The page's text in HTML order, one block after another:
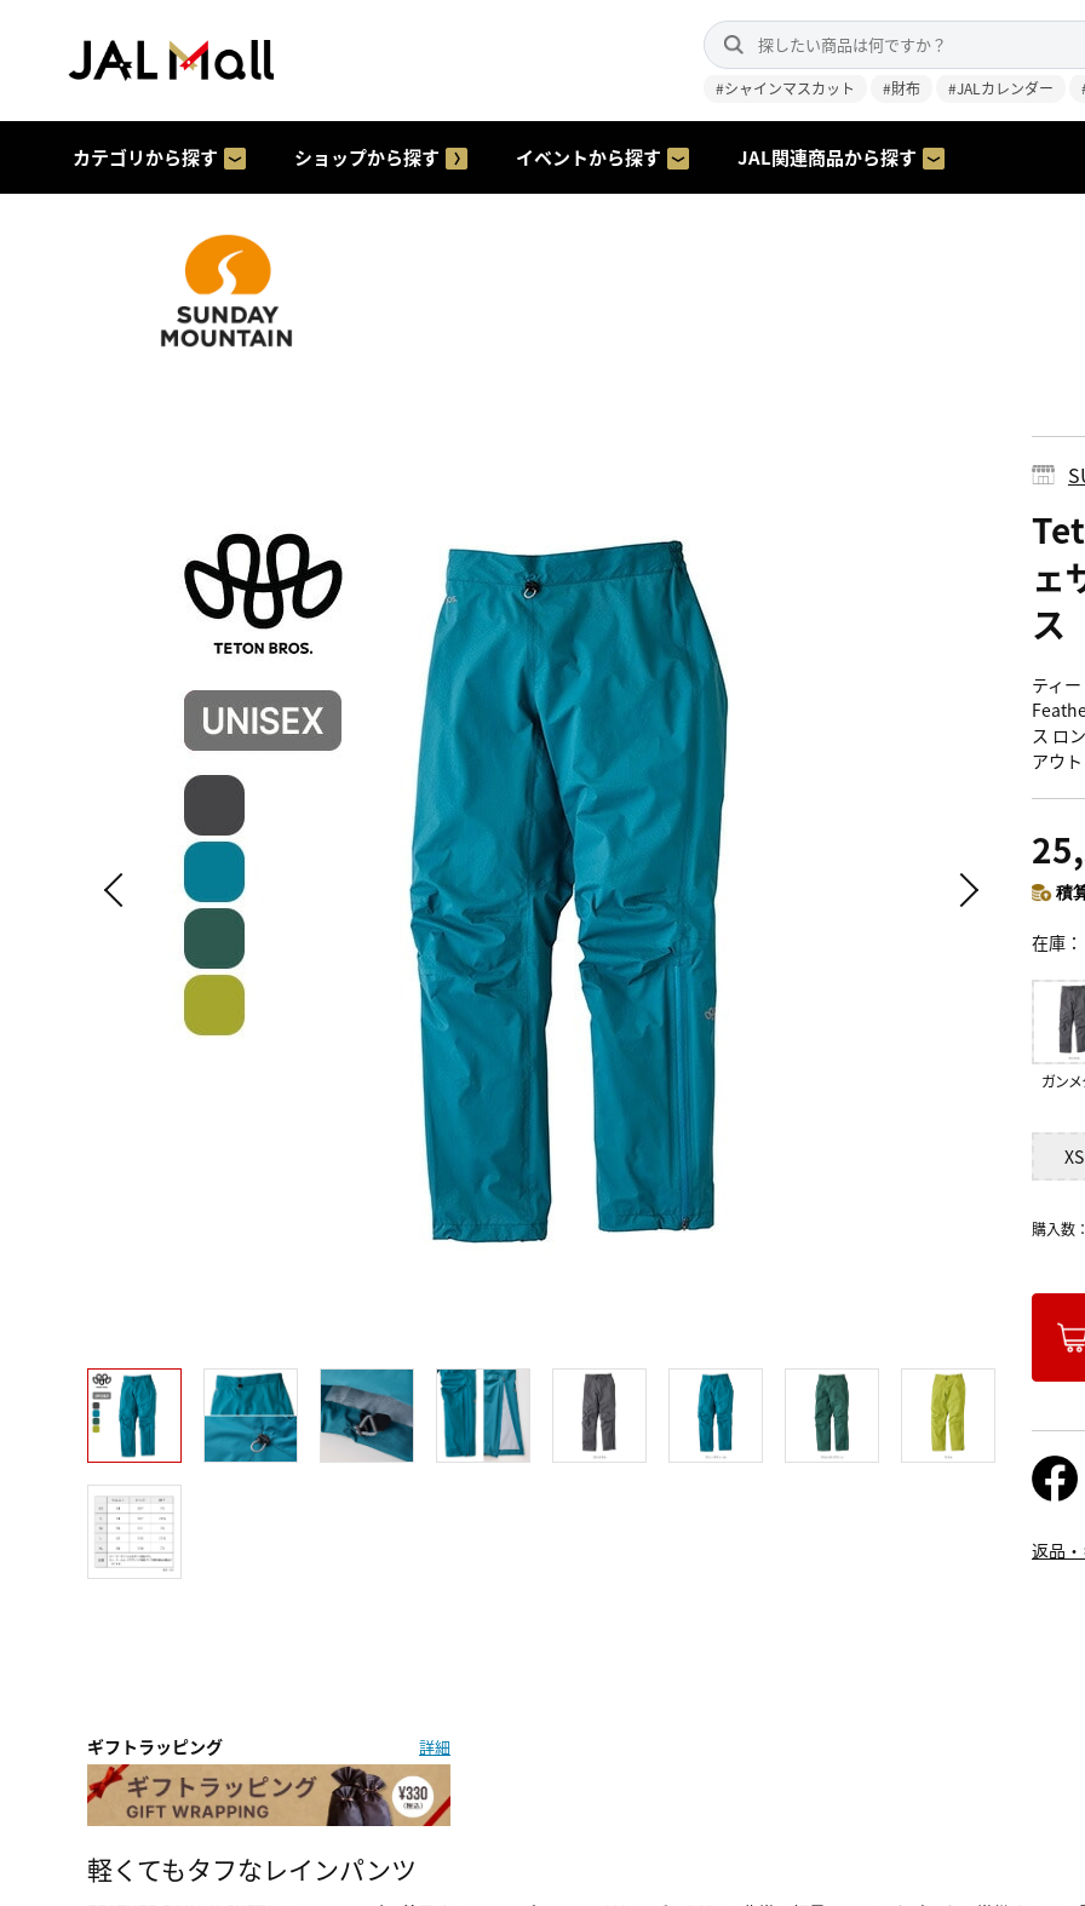
#シャインマスカット #財布 #JALカレンダー
カテゴリから探す ショップから探す イベントから探す JAL関連商品から探す
ェ
ス
ティ
ス ロ
アウ
積
在庫
ガン
XS
購入数：
返品
ギフトラッピング 詳細
軽くてもタフなレインパンツ